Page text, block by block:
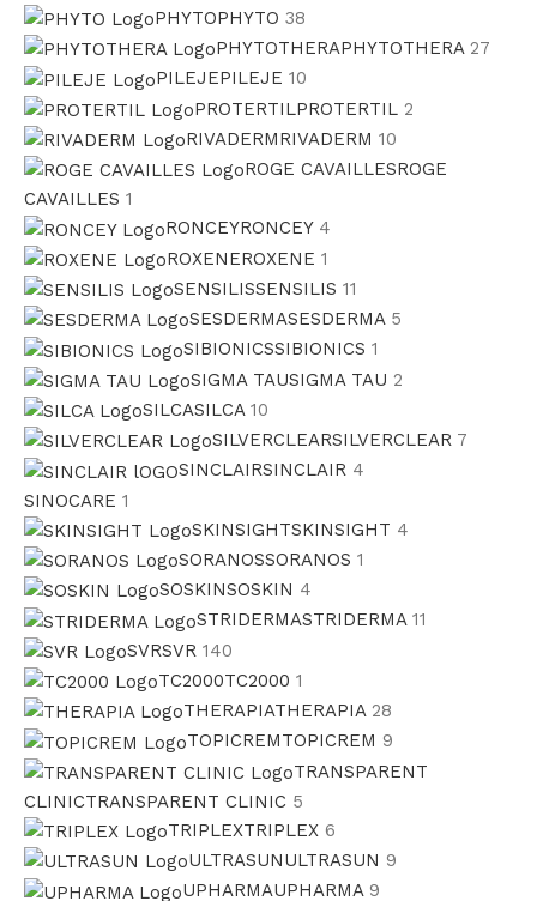
PHYTOPHYTO 38
PHYTOTHERAPHYTOTHERA 27
PILEJEPILEJE 10
PROTERTILPROTERTIL 2
RIVADERMRIVADERM 10
ROGE CAVAILLESROGE
CAVAILLES 1
RONCEYRONCEY 4
ROXENEROXENE 1
SENSILISSENSILIS 11
SESDERMASESDERMA 5
SIBIONICSSIBIONICS 1
SIGMA TAUSIGMA TAU 2
SILCASILCA 10
SILVERCLEARSILVERCLEAR 7
SINCLAIRSINCLAIR 4
SINOCARE 1
SKINSIGHTSKINSIGHT 4
SORANOSSORANOS 1
SOSKINSOSKIN 4
STRIDERMASTRIDERMA 11
SVRSVR 140
TC2000TC2000 1
THERAPIATHERAPIA 28
TOPICREMTOPICREM 9
TRANSPARENT
CLINICTRANSPARENT CLINIC 5
TRIPLEXTRIPLEX 6
ULTRASUNULTRASUN 9
UPHARMAUPHARMA 9